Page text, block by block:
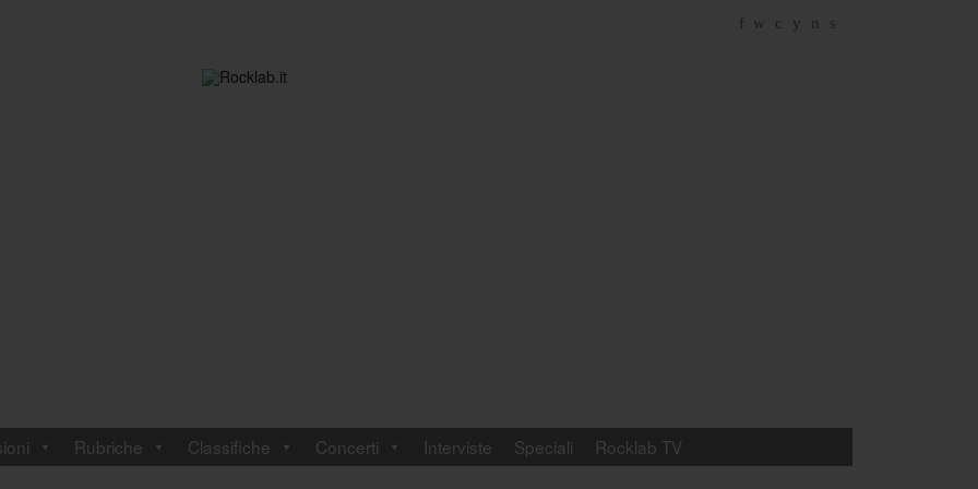
f w c y n s
Rubriche Classifiche Concerti Interviste Speciali Rocklab TV